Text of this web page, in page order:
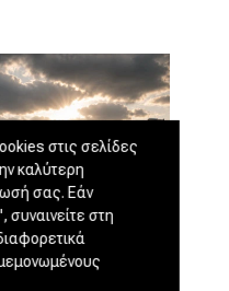
στις σελίδες
καλύτερη
σας. Εάν
στη